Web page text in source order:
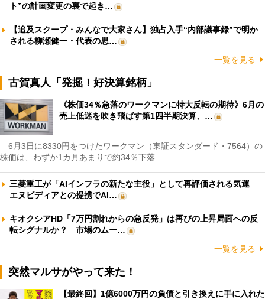
ト”の計画変更の裏で起き…
【追及スクープ・みんなで大家さん】独占入手“内部議事録”で明か
される柳瀬健一・代表の思…
一覧を見る
古賀真人「発掘！好決算銘柄」
《株価34％急落のワークマンに特大反転の期待》6月の
売上低迷を吹き飛ばす第1四半期決算、…
6月3日に8330円をつけたワークマン（東証スタンダード・7564）の
株価は、わずか1カ月あまりで約34％下落…
三菱重工が「AIインフラの新たな主役」として再評価される気運
エヌビディアとの提携でAI…
キオクシアHD「7万円割れからの急反発」は再びの上昇局面への反
転シグナルか？ 市場のムー…
一覧を見る
突然マルサがやって来た！
【最終回】1億6000万円の負債と引き換えに手に入れた